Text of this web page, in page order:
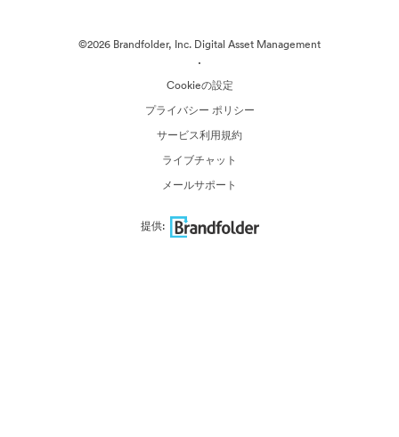
©2026 Brandfolder, Inc. Digital Asset Management
·
Cookieの設定
プライバシー ポリシー
サービス利用規約
ライブチャット
メールサポート
提供: